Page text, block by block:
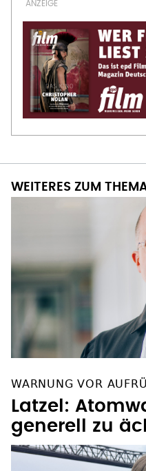
WEITERES ZUM
WARNUNG VOR
Latzel:
generell zu